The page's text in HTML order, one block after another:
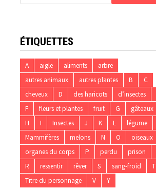
ÉTIQUETTES
A aigle aliments
arbre
autres animaux
autres plantes B
C
cheveux
D des haricots d’insectes
F
fleurs et plantes fruit G
gâteaux
H
I Insectes J K L légume
Mammifères
melons N O
oiseaux
organes du corps
P perdu prison
R
ressentir rêver S sang-froid
T
Titre du personnage
V Y